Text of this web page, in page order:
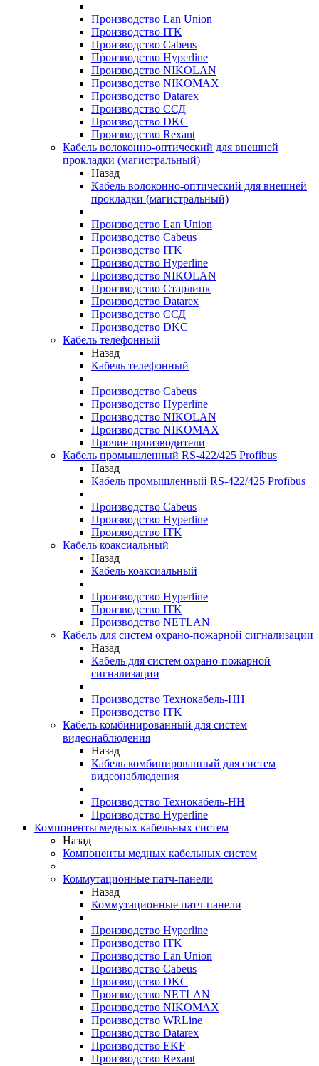
Производство Lan Union
Производство ITK
Производство Cabeus
Производство Hyperline
Производство NIKOLAN
Производство NIKOMAX
Производство Datarex
Производство ССД
Производство DKC
Производство Rexant
Кабель волоконно-оптический для внешней
прокладки (магистральный)
Назад
Кабель волоконно-оптический для внешней
прокладки (магистральный)
Производство Lan Union
Производство Cabeus
Производство ITK
Производство Hyperline
Производство NIKOLAN
Производство Старлинк
Производство Datarex
Производство ССД
Производство DKC
Кабель телефонный
Назад
Кабель телефонный
Производство Cabeus
Производство Hyperline
Производство NIKOLAN
Производство NIKOMAX
Прочие производители
Кабель промышленный RS-422/425 Profibus
Назад
Кабель промышленный RS-422/425 Profibus
Производство Cabeus
Производство Hyperline
Производство ITK
Кабель коаксиальный
Назад
Кабель коаксиальный
Производство Hyperline
Производство ITK
Производство NETLAN
Кабель для систем охрано-пожарной сигнализации
Назад
Кабель для систем охрано-пожарной
сигнализации
Производство Технокабель-НН
Производство ITK
Кабель комбинированный для систем
видеонаблюдения
Назад
Кабель комбинированный для систем
видеонаблюдения
Производство Технокабель-НН
Производство Hyperline
Компоненты медных кабельных систем
Назад
Компоненты медных кабельных систем
Коммутационные патч-панели
Назад
Коммутационные патч-панели
Производство Hyperline
Производство ITK
Производство Lan Union
Производство Cabeus
Производство DKC
Производство NETLAN
Производство NIKOMAX
Производство WRLine
Производство Datarex
Производство EKF
Производство Rexant